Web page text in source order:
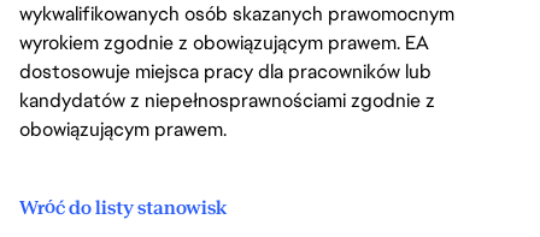
wykwalifikowanych osób skazanych prawomocnym
wyrokiem zgodnie z obowiązującym prawem. EA
dostosowuje miejsca pracy dla pracowników lub
kandydatów z niepełnosprawnościami zgodnie z
obowiązującym prawem.
Wróć do listy stanowisk